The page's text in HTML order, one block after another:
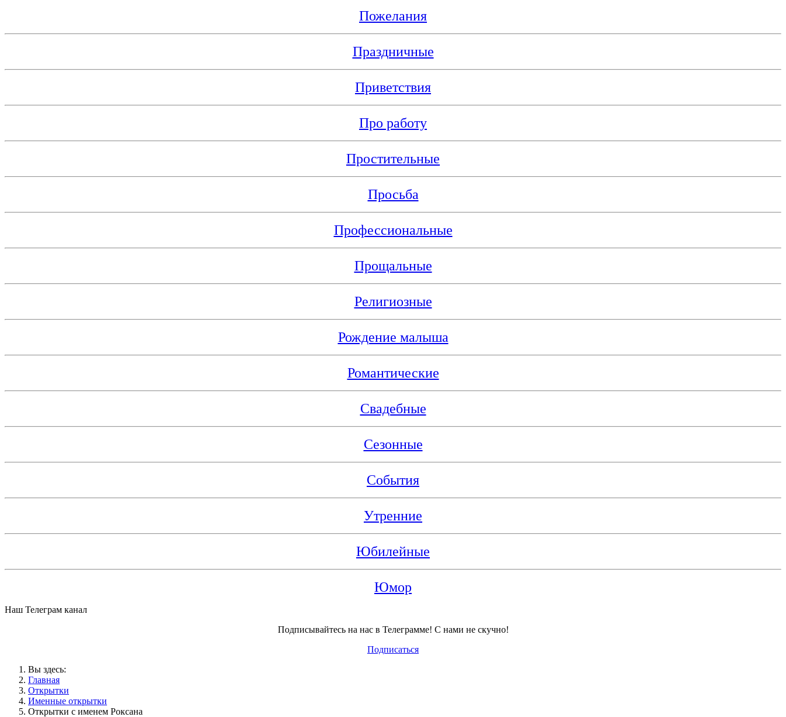
Пожелания
Праздничные
Приветствия
Про работу
Простительные
Просьба
Профессиональные
Прощальные
Религиозные
Рождение малыша
Романтические
Свадебные
Сезонные
События
Утренние
Юбилейные
Юмор
Наш Телеграм канал
Подписывайтесь на нас в Телеграмме! С нами не скучно!
Подписаться
Вы здесь:
Главная
Открытки
Именные открытки
Открытки с именем Роксана